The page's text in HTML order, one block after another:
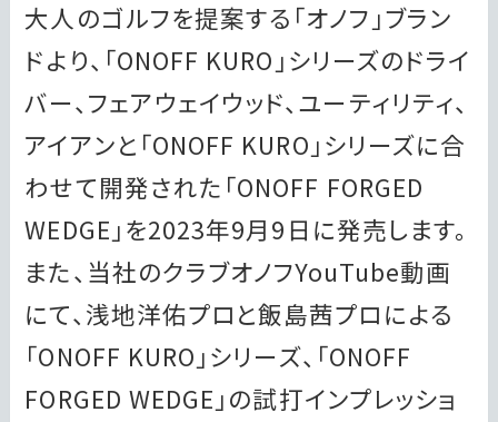
大人のゴルフを提案する「オノフ」ブラン
ドより、「ONOFF KURO」シリーズのドライ
バー、フェアウェイウッド、ユーティリティ、
アイアンと「ONOFF KURO」シリーズに合
わせて開発された「ONOFF FORGED
WEDGE」を2023年9月9日に発売します。
また、当社のクラブオノフYouTube動画
にて、浅地洋佑プロと飯島茜プロによる
「ONOFF KURO」シリーズ、「ONOFF
FORGED WEDGE」の試打インプレッショ